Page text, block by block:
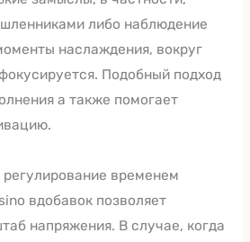
либо наблюдение
наслаждения, вокруг
Подобный подход
а также помогает
временем
вдобавок позволяет
напряжения. В случае, когда